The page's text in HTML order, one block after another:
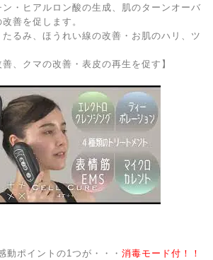
・ヒアルロン酸の生成、肌のターンオーバ
善を促します。
たるみ、ほうれい線の改善・お肌のハリ、ツ
、クマの改善・表皮の再生を促す】
動ポイントの1つが・・・ 消毒モード付！！